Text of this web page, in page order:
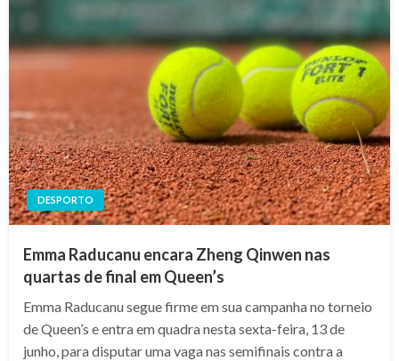
DESPORTO
Emma Raducanu encara Zheng Qinwen nas
quartas de final em Queen’s
Emma Raducanu segue firme em sua campanha no torneio
de Queen’s e entra em quadra nesta sexta-feira, 13 de
junho, para disputar uma vaga nas semifinais contra a